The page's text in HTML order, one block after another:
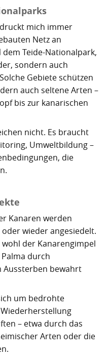
mich immer
Netz an
Teide-Nationalpark,
sondern auch
Gebiete schützen
auch seltene Arten –
bis zur kanarischen
nicht. Es braucht
Umweltbildung –
die
Kanaren werden
wieder angesiedelt.
der Kanarengimpel
durch
Aussterben bewahrt
um bedrohte
– etwa durch das
Arten oder die